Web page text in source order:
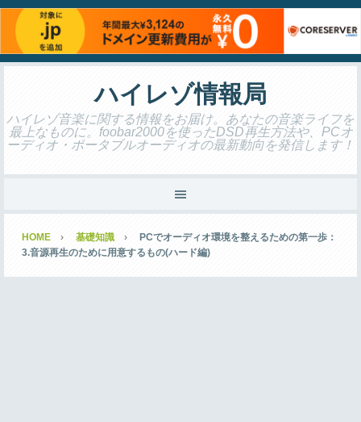
ハイレゾ情報局
ハイレゾ音楽に関する情報をお届け。あなたの音楽ライフを
最上なものに。foobar2000を使ったDSD再生方法や、PCオ
ーディオ・ポータブルオーディオの最新動向を発信します！
HOME 基礎知識
PCでオーディオ環境を整えるための第一歩：
3.音源再生のために用意するもの(ハード編)